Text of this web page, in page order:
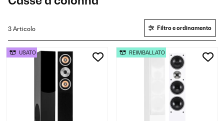
3 Articolo Filtro e ordinamento
USATO REIMBALLATO